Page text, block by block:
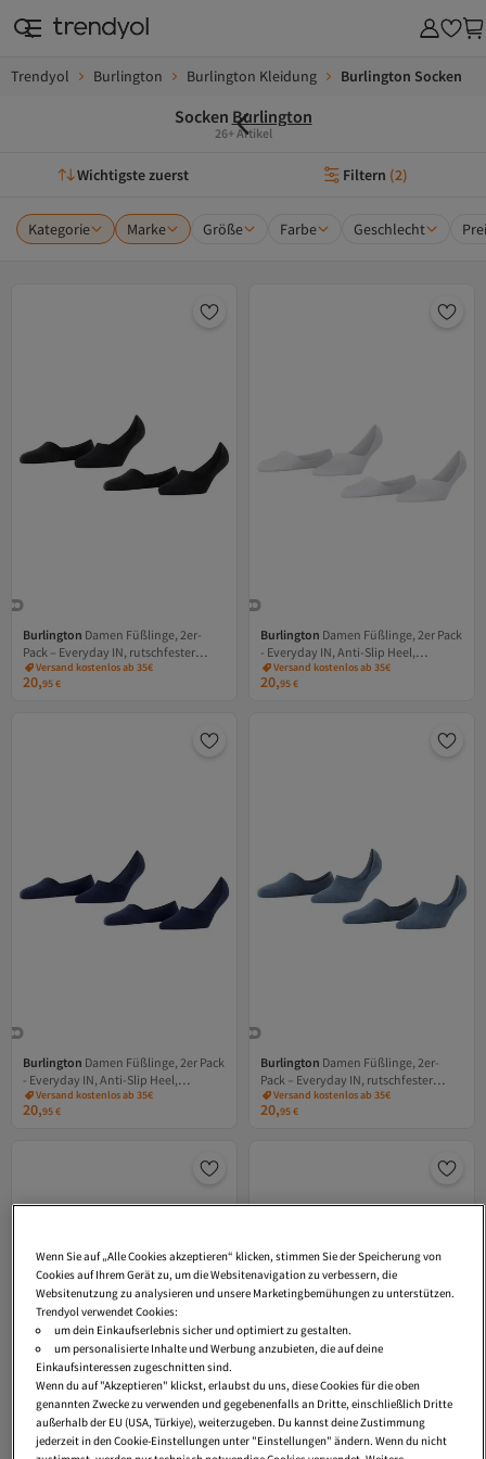
Trendyol Burlington Burlington Kleidung Burlington Socken
Socken Burlington
26+ Artikel
Wichtigste zuerst Filtern (2)
Kategorie Marke Größe Farbe Geschlecht
Burlington Damen Füßlinge, 2er-
Pack – Everyday IN, rutschfester
Absatz, einfarbig
Versand kostenlos ab 35€
20,95€
Burlington Damen Füßlinge, 2er Pack
- Everyday IN, Anti-Slip Heel,
einfarbig
Versand kostenlos ab 35€
20,95€
Burlington Damen Füßlinge, 2er Pack
- Everyday IN, Anti-Slip Heel,
einfarbig
Versand kostenlos ab 35€
20,95€
Burlington Damen Füßlinge, 2er-
Pack – Everyday IN, rutschfester
Absatz, einfarbig
Versand kostenlos ab 35€
20,95€
Wenn Sie auf „Alle Cookies akzeptieren“ klicken, stimmen Sie der Speicherung von
Cookies auf Ihrem Gerät zu, um die Websitenavigation zu verbessern, die
Websitenutzung zu analysieren und unsere Marketingbemühungen zu unterstützen.
Trendyol verwendet Cookies:
um dein Einkaufserlebnis sicher und optimiert zu gestalten.
um personalisierte Inhalte und Werbung anzubieten, die auf deine
Einkaufsinteressen zugeschnitten sind.
Wenn du auf "Akzeptieren" klickst, erlaubst du uns, diese Cookies für die oben
genannten Zwecke zu verwenden und gegebenenfalls an Dritte, einschließlich Dritte
außerhalb der EU (USA, Türkiye), weiterzugeben. Du kannst deine Zustimmung
jederzeit in den Cookie-Einstellungen unter "Einstellungen" ändern. Wenn du nicht